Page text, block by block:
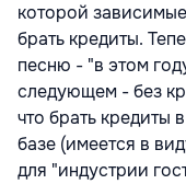
которой
брать кредиты.
песню - "в этом
следующем - без
что брать кредиты
базе (имеется в
для "индустрии